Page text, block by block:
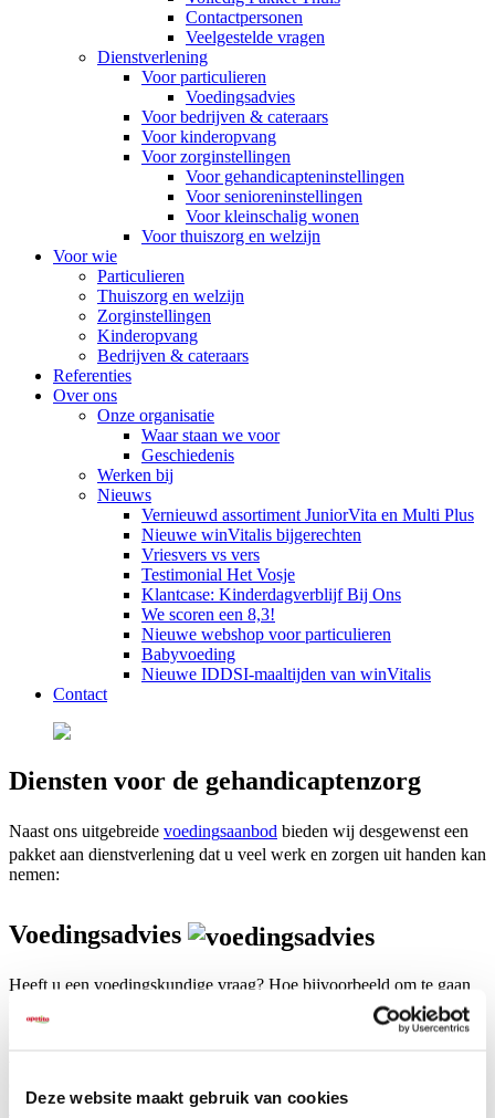
Deze website maakt gebruik van cookies
Contactpersonen
Veelgestelde vragen
Dienstverlening
Voor particulieren
Voedingsadvies
Voor bedrijven & cateraars
Voor kinderopvang
Voor zorginstellingen
Voor gehandicapteninstellingen
Voor senioreninstellingen
Voor kleinschalig wonen
Voor thuiszorg en welzijn
Voor wie
Particulieren
Thuiszorg en welzijn
Zorginstellingen
Kinderopvang
Bedrijven & cateraars
Referenties
Over ons
Onze organisatie
Waar staan we voor
Geschiedenis
Werken bij
Nieuws
Vernieuwd assortiment JuniorVita en Multi Plus
Nieuwe winVitalis bijgerechten
Vriesvers vs vers
Testimonial Het Vosje
Klantcase: Kinderdagverblijf Bij Ons
We scoren een 8,3!
Nieuwe webshop voor particulieren
Babyvoeding
Nieuwe IDDSI-maaltijden van winVitalis
Contact
Diensten voor de gehandicaptenzorg
Naast ons uitgebreide voedingsaanbod bieden wij desgewenst een
pakket aan dienstverlening dat u veel werk en zorgen uit handen kan
nemen:
Voedingsadvies
Heeft u een voedingskundige vraag? Hoe bijvoorbeeld om te gaan
met overgewicht of het verstrekken van informatie over voeding?
Raadpleeg dan kosteloos onze diëtisten. Zij informeren u graag.
Lees meer over voeding voor mensen met een beperking